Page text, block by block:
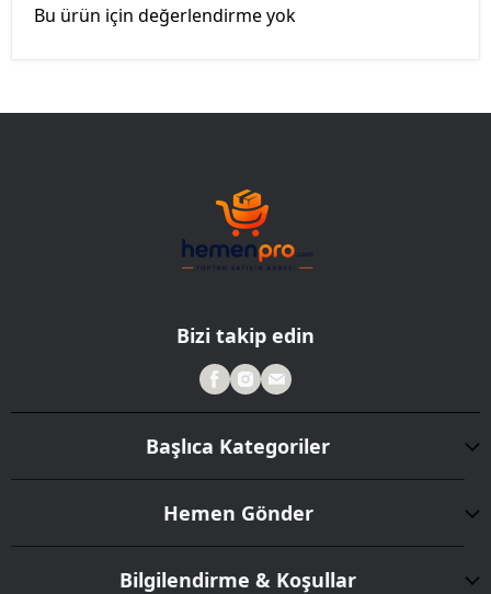
Bu ürün için değerlendirme yok
Bizi takip edin
Başlıca Kategoriler
Hemen Gönder
Bilgilendirme & Koşullar